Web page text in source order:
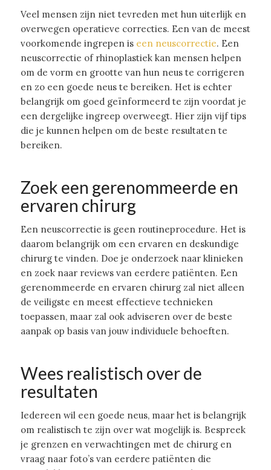
Veel mensen zijn niet tevreden met hun uiterlijk en
overwegen operatieve correcties. Een van de meest
voorkomende ingrepen is een neuscorrectie. Een
neuscorrectie of rhinoplastiek kan mensen helpen
om de vorm en grootte van hun neus te corrigeren
en zo een goede neus te bereiken. Het is echter
belangrijk om goed geïnformeerd te zijn voordat je
een dergelijke ingreep overweegt. Hier zijn vijf tips
die je kunnen helpen om de beste resultaten te
bereiken.
Zoek een gerenommeerde en
ervaren chirurg
Een neuscorrectie is geen routineprocedure. Het is
daarom belangrijk om een ervaren en deskundige
chirurg te vinden. Doe je onderzoek naar klinieken
en zoek naar reviews van eerdere patiënten. Een
gerenommeerde en ervaren chirurg zal niet alleen
de veiligste en meest effectieve technieken
toepassen, maar zal ook adviseren over de beste
aanpak op basis van jouw individuele behoeften.
Wees realistisch over de
resultaten
Iedereen wil een goede neus, maar het is belangrijk
om realistisch te zijn over wat mogelijk is. Bespreek
je grenzen en verwachtingen met de chirurg en
vraag naar foto’s van eerdere patiënten die